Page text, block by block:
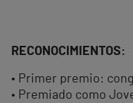
RECONOCIMIENTOS:
• Primer premio:
• Premiado como